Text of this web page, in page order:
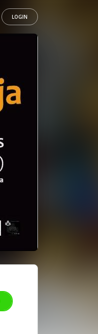
LOGIN